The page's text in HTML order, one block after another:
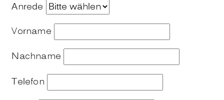
Anrede
Vorname
Nachname
Telefon